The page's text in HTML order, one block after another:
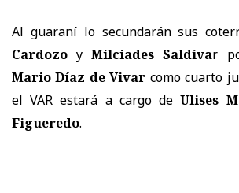
Al guaraní lo secundarán sus
Cardozo yMilciades Saldívar
Mario Díaz de Vivar como cuarto
el VAR estará a cargo deUlises
Figueredo.